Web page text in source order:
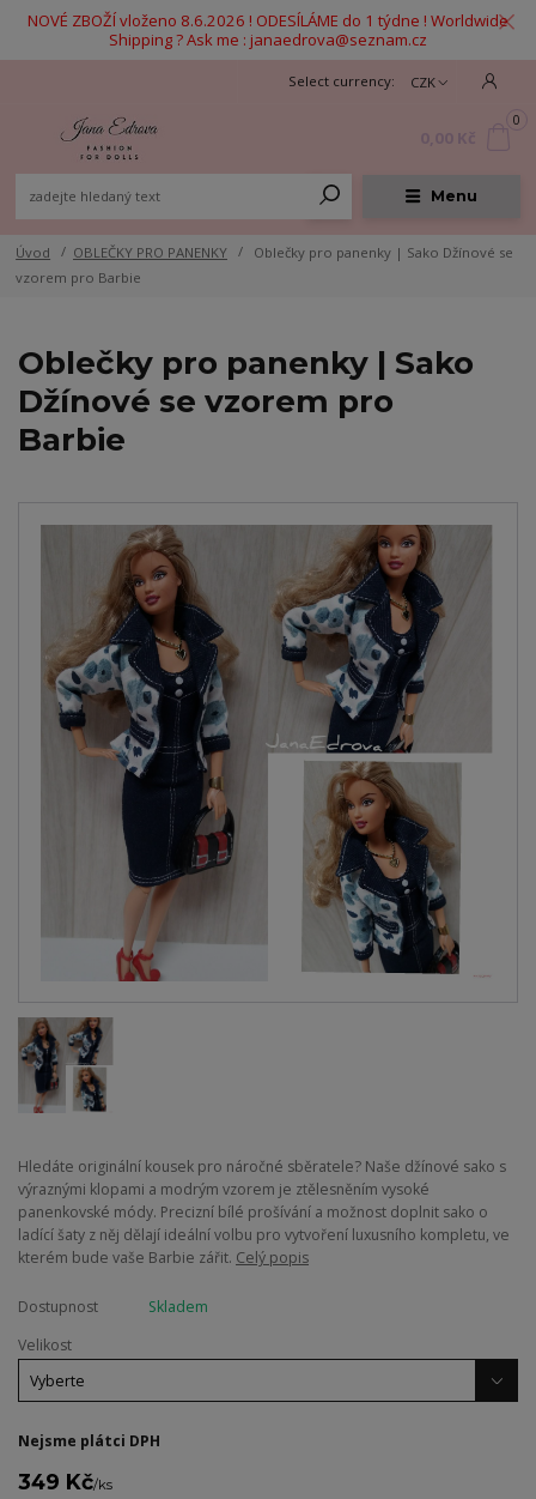
NOVÉ ZBOŽÍ vloženo 8.6.2026 ! ODESÍLÁME do 1 týdne ! Worldwide
Shipping ? Ask me : janaedrova@seznam.cz
Menu
CZK
0
Úvod OBLEČKY PRO PANENKY
Oblečky pro panenky | Sako Džínové se
vzorem pro Barbie
Oblečky pro panenky | Sako
Džínové se vzorem pro
Barbie
​Hledáte originální kousek pro náročné sběratele? Naše džínové sako s
výraznými klopami a modrým vzorem je ztělesněním vysoké
panenkovské módy. Precizní bílé prošívání a možnost doplnit sako o
ladící šaty z něj dělají ideální volbu pro vytvoření luxusního kompletu, ve
kterém bude vaše Barbie zářit. Celý popis
Dostupnost
Skladem
Velikost
Nejsme plátci DPH
349 Kč/ks